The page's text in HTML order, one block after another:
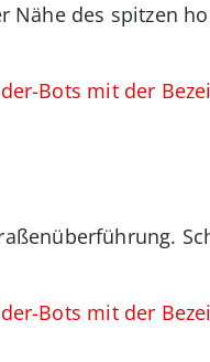
des spitzen
Bots mit der
Bots mit der